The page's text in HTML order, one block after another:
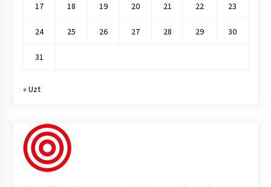
17 18 19 20 21 22 23
24 25 26 27 28 29 30
31
« Uzt